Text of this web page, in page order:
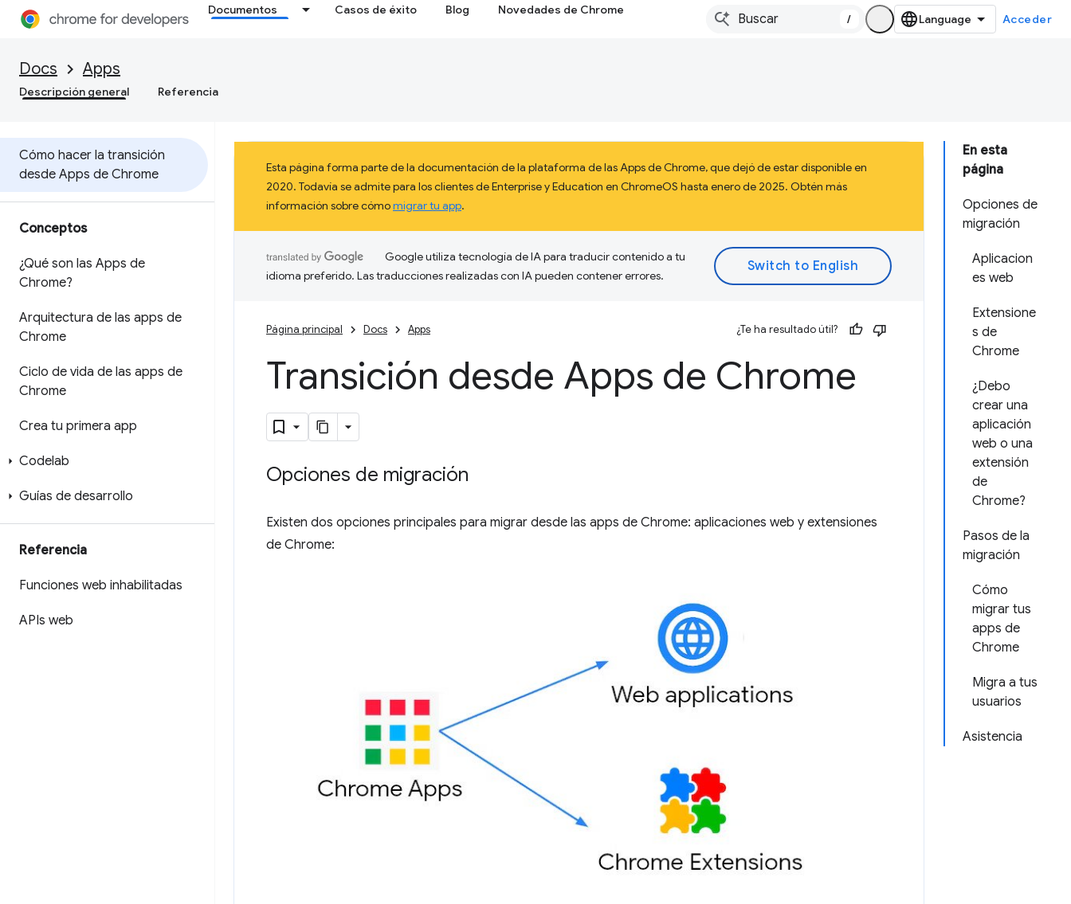
Documentos Casos de éxito Blog Novedades de Chrome
/ Acceder
Docs Apps
Descripción general Referencia
Cómo hacer la transición
desde Apps de Chrome
Conceptos
¿Qué son las Apps de
Chrome?
Arquitectura de las apps de
Chrome
Ciclo de vida de las apps de
Chrome
Crea tu primera app
Codelab
Guías de desarrollo
Referencia
Funciones web inhabilitadas
APIs web
En esta
página
Opciones de
migración
Aplicacion
es web
Extensione
s de
Chrome
¿Debo
crear una
aplicación
web o una
extensión
de
Chrome?
Pasos de la
migración
Cómo
migrar tus
apps de
Chrome
Migra a tus
usuarios
Asistencia
Esta página forma parte de la documentación de la plataforma de las Apps de Chrome, que dejó de estar disponible en
2020. Todavía se admite para los clientes de Enterprise y Education en ChromeOS hasta enero de 2025. Obtén más
información sobre cómomigrar tu app.
Google utiliza tecnología de IA para traducir contenido a tu
idioma preferido. Las traducciones realizadas con IA pueden contener errores.
Página principal Docs Apps ¿Te ha resultado útil?
Transición desde Apps de Chrome
Opciones de migración
Existen dos opciones principales para migrar desde las apps de Chrome: aplicaciones web y extensiones
de Chrome: